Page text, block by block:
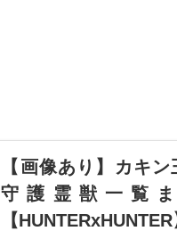
【画像あり】カキン
守護霊獣一覧
【